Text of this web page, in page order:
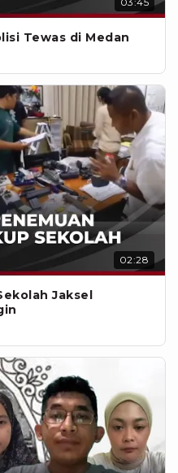
Tewas di Medan
02:28
Jaksel